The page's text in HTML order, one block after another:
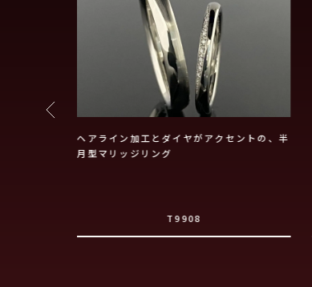
ヘアライン加工とダイヤがアクセントの、半
月型マリッジリング
T9908